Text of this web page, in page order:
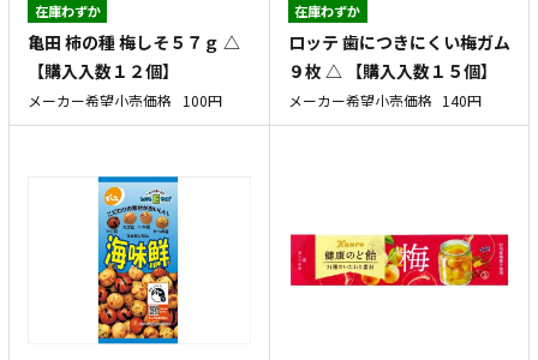
在庫わずか
亀田 柿の種 梅しそ５７ｇ △
【購入入数１２個】
メーカー希望小売価格 100円
在庫わずか
ロッテ 歯につきにくい梅ガム
９枚 △ 【購入入数１５個】
メーカー希望小売価格 140円